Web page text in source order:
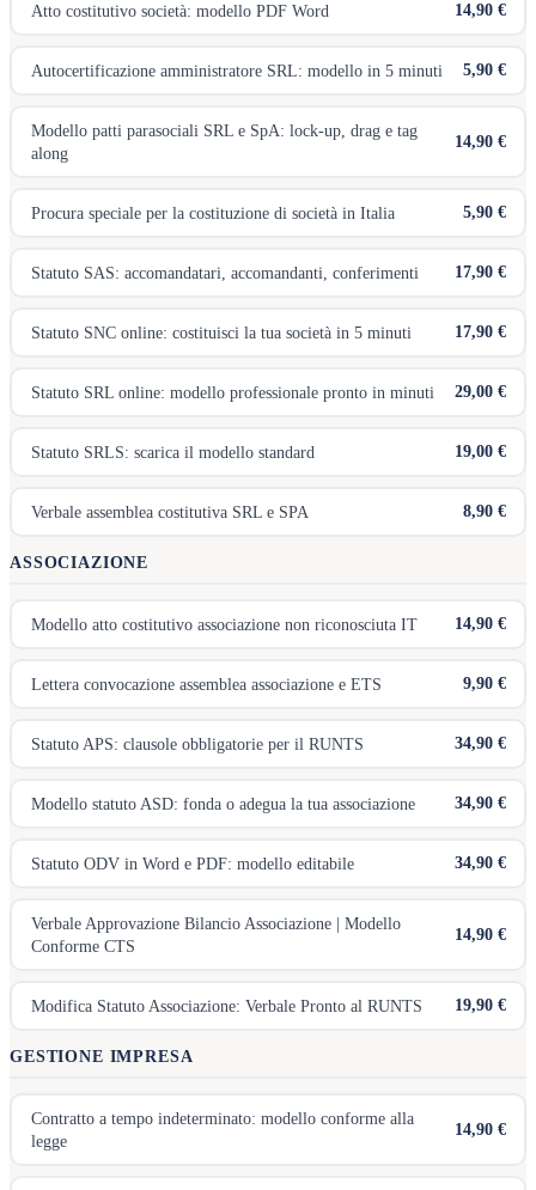
Atto costitutivo società: modello PDF Word 14,90 €
Autocertificazione amministratore SRL: modello in 5 minuti 5,90 €
Modello patti parasociali SRL e SpA: lock-up, drag e tag
along
14,90 €
Procura speciale per la costituzione di società in Italia 5,90 €
Statuto SAS: accomandatari, accomandanti, conferimenti 17,90 €
Statuto SNC online: costituisci la tua società in 5 minuti 17,90 €
Statuto SRL online: modello professionale pronto in minuti 29,00 €
Statuto SRLS: scarica il modello standard 19,00 €
Verbale assemblea costitutiva SRL e SPA 8,90 €
ASSOCIAZIONE
Modello atto costitutivo associazione non riconosciuta IT 14,90 €
Lettera convocazione assemblea associazione e ETS 9,90 €
Statuto APS: clausole obbligatorie per il RUNTS 34,90 €
Modello statuto ASD: fonda o adegua la tua associazione 34,90 €
Statuto ODV in Word e PDF: modello editabile 34,90 €
Verbale Approvazione Bilancio Associazione | Modello
Conforme CTS
14,90 €
Modifica Statuto Associazione: Verbale Pronto al RUNTS 19,90 €
GESTIONE IMPRESA
Contratto a tempo indeterminato: modello conforme alla
legge
14,90 €